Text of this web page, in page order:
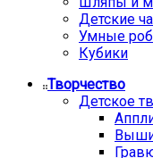
Детские
Умные
Кубики
Творчество
Детское